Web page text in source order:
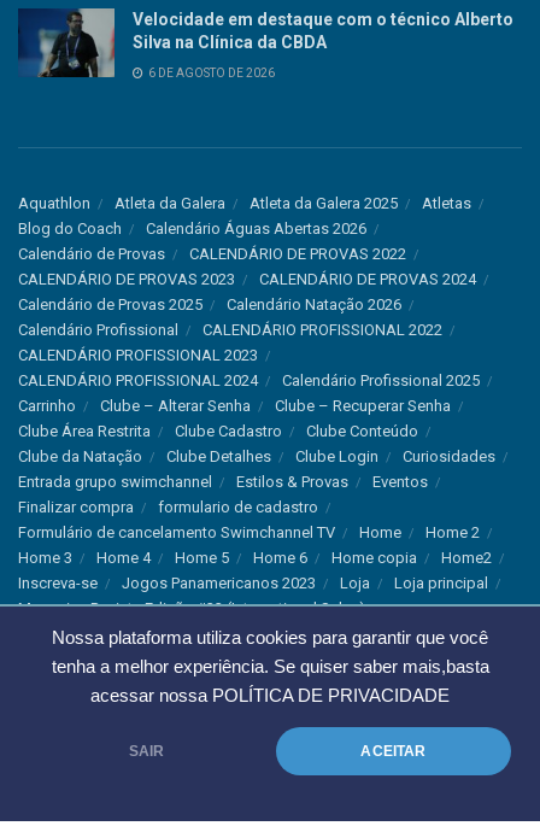
Nossa plataforma utiliza cookies para garantir que você
tenha a melhor experiência. Se quiser saber mais,basta
acessar nossa POLÍTICA DE PRIVACIDADE
SAIR ACEITAR
Velocidade em destaque com o técnico Alberto
Silva na Clínica da CBDA
6 DE AGOSTO DE 2026
Aquathlon Atleta da Galera Atleta da Galera 2025
Atletas
Blog do Coach
Calendário Águas Abertas 2026
Calendário de Provas
CALENDÁRIO DE PROVAS 2022
CALENDÁRIO DE PROVAS 2023
CALENDÁRIO DE PROVAS 2024
Calendário de Provas 2025
Calendário Natação 2026
Calendário Profissional
CALENDÁRIO PROFISSIONAL 2022
CALENDÁRIO PROFISSIONAL 2023
CALENDÁRIO PROFISSIONAL 2024
Calendário Profissional 2025
Carrinho
Clube – Alterar Senha
Clube – Recuperar Senha
Clube Área Restrita
Clube Cadastro
Clube Conteúdo
Clube da Natação
Clube Detalhes Clube Login
Curiosidades
Entrada grupo swimchannel
Estilos & Provas
Eventos
Finalizar compra
formulario de cadastro
Formulário de cancelamento Swimchannel TV
Home
Home 2
Home 3
Home 4 Home 5 Home 6 Home copia
Home2
Inscreva-se
Jogos Panamericanos 2023 Loja
Loja principal
Magazine Revista Edição #33 (International Sales)
Magazine Swimchannel (International Sale)
Marcas
Minha conta
Newsletter Notícias
Notícias Instagram
Política de Cancelamento
Saúde
Thank You
Troca e Devolução